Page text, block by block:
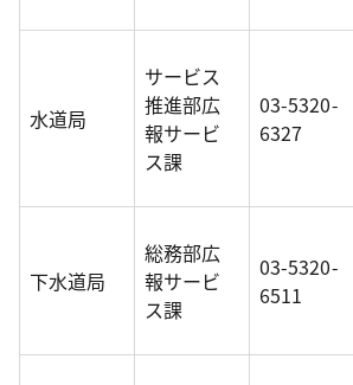
水道局
サービス
推進部広
報サービ
ス課
03-5320-
6327
下水道局
総務部広
報サービ
ス課
03-5320-
6511